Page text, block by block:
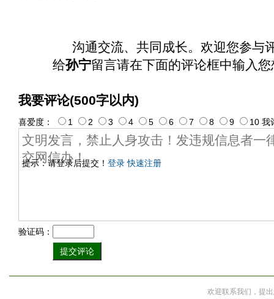
沟通交流、共同成长。欢迎您参与
给孙宁留言请在下面的评论框中输入
我要评论(500字以内)
提示：请登录后提交！ 登录 快速注册
喜爱度： 1 2 3 4 5 6 7 8 9 10 我
验证码：
欢迎联系我们，提